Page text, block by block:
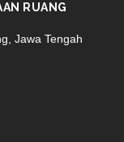
RUANG
Jawa Tengah